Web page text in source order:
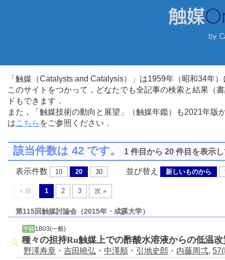
「触媒（Catalysts and Catalysis）」は1959年（昭和34年
このサイトをつかって，どなたでも全記事の検索と結果（
ドもできます．
また，「触媒技術の動向と展望」（触媒年鑑）も2021年
はこちら をご参照ください．
該当件数は 42 です。1 件目から 20 件目を表示
表示件数 10 20 30 並び替え 新しいものから
« 前 1 2 3 次 »
第115回触媒討論会（2015年・成蹊大学）
予稿 1B03(一般)
種々の担持Ru触媒上での酢酸水溶液からの低温
野澤寿章 ・ 吉田曉弘 ・ 中澤順 ・ 引地史郎 ・ 内藤周弌,